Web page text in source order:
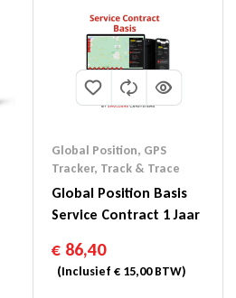
Global Position, GPS
Tracker, Track & Trace
Global Position Basis
Service Contract 1 Jaar
€ 86,40
(Inclusief € 15,00BTW)